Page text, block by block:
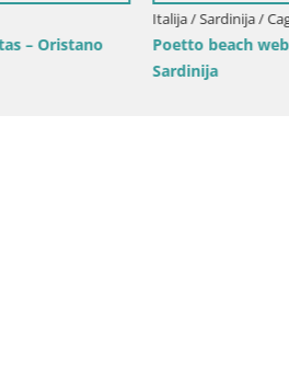
Italija / Sardinija / Cagliari
Poetto beach webcam |
Sardinija